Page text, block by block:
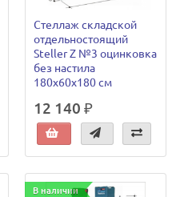
Стеллаж складской
отдельностоящий
Steller Z №3 оцинковка
без настила
180х60х180 см
12 140 ₽
В наличии